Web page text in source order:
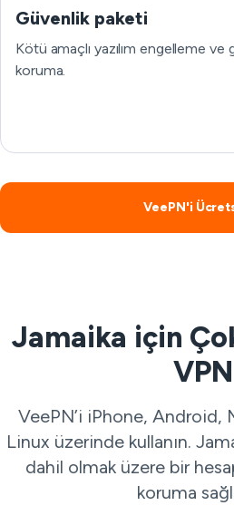
Güvenlik paketi
Kötü amaçlı yazılım engelleme ve
koruma.
VeePN'i
Jamaika için
VPN
VeePN’i iPhone, Android,
Linux üzerinde kullanın.
dahil olmak üzere bir
koruma